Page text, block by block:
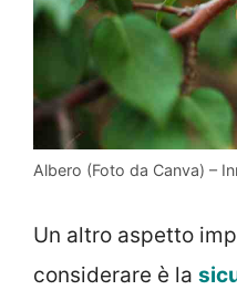
Albero (Foto da Canva) –
Un altro aspetto
considerare è la